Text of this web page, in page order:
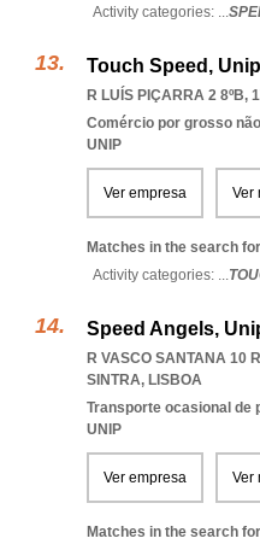
Activity categories: ...
Touch Speed,
R LUÍS PIÇARRA 2 8ºB,
Comércio por grosso
UNIP
Ver empresa Ver
Matches in the search
Activity categories: ...
Speed Angels,
R VASCO SANTANA 10
SINTRA, LISBOA
Transporte ocasional de
UNIP
Ver empresa Ver
Matches in the search